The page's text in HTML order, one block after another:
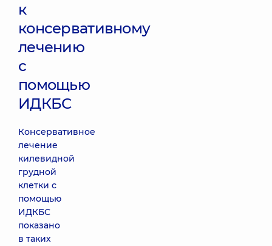
к
консервативному
лечению
с
помощью
ИДКБС
Консервативное
лечение
килевидной
грудной
клетки с
помощью
ИДКБС
показано
в таких